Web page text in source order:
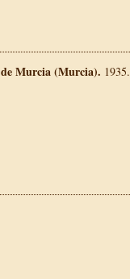
Murcia (Murcia). 1935.